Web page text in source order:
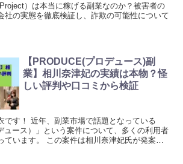
）は本当に稼げる副業なのか？被害者の
社の実態を徹底検証し、詐欺の可能性について
【PRODUCE(プロデュース)副
業】相川奈津妃の実績は本物？怪
しい評判や口コミから検証
です！ 近年、副業市場で話題となっている
ュース）」という案件について、多くの利用者
ています。 この案件は相川奈津妃氏が発案者